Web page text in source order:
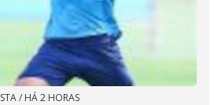
/ HÁ 2 HORAS